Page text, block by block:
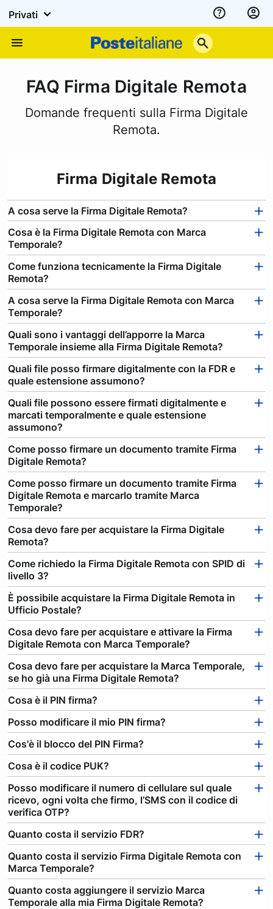
Privati
Assistenza
Italiane
FAQ Firma Digitale Remota
Domande frequenti sulla Firma Digitale
Remota.
Firma Digitale Remota
A cosa serve la Firma Digitale Remota?
Cosa è la Firma Digitale Remota con Marca
Temporale?
Come funziona tecnicamente la Firma Digitale
Remota?
A cosa serve la Firma Digitale Remota con Marca
Temporale?
Quali sono i vantaggi dell’apporre la Marca
Temporale insieme alla Firma Digitale Remota?
Quali file posso firmare digitalmente con la FDR e
quale estensione assumono?
Quali file possono essere firmati digitalmente e
marcati temporalmente e quale estensione
assumono?
Come posso firmare un documento tramite Firma
Digitale Remota?
Come posso firmare un documento tramite Firma
Digitale Remota e marcarlo tramite Marca
Temporale?
Cosa devo fare per acquistare la Firma Digitale
Remota?
Come richiedo la Firma Digitale Remota con SPID di
livello 3?
È possibile acquistare la Firma Digitale Remota in
Ufficio Postale?
Cosa devo fare per acquistare e attivare la Firma
Digitale Remota con Marca Temporale?
Cosa devo fare per acquistare la Marca Temporale,
se ho già una Firma Digitale Remota?
Cosa è il PIN firma?
Posso modificare il mio PIN firma?
Cos'è il blocco del PIN Firma?
Cosa è il codice PUK?
Posso modificare il numero di cellulare sul quale
ricevo, ogni volta che firmo, l’SMS con il codice di
verifica OTP?
Quanto costa il servizio FDR?
Quanto costa il servizio Firma Digitale Remota con
Marca Temporale?
Quanto costa aggiungere il servizio Marca
Temporale alla mia Firma Digitale Remota?